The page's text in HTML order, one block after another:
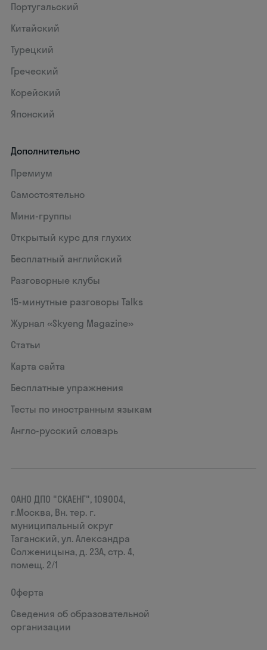
Португальский
Китайский
Турецкий
Греческий
Корейский
Японский
Дополнительно
Премиум
Самостоятельно
Мини-группы
Открытый курс для глухих
Бесплатный английский
Разговорные клубы
15‑минутные разговоры Talks
Журнал «Skyeng Magazine»
Статьи
Карта сайта
Бесплатные упражнения
Тесты по иностранным языкам
Англо-русский словарь
ОАНО ДПО "СКАЕНГ", 109004,
г.Москва, Вн. тер. г.
муниципальный округ
Таганский, ул. Александра
Солженицына, д. 23А, стр. 4,
помещ. 2/1
Оферта
Сведения об образовательной
организации